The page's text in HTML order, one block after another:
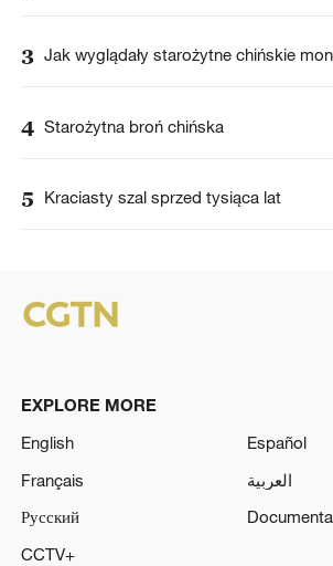
3 Jak wyglądały starożytne chińskie
4 Starożytna broń chińska
5 Kraciasty szal sprzed tysiąca lat
EXPLORE MORE
English
Español
Français
العربية
Русский
CCTV+